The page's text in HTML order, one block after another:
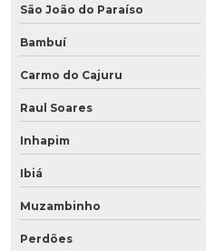
São João do Paraíso
Bambuí
Carmo do Cajuru
Raul Soares
Inhapim
Ibiá
Muzambinho
Perdões